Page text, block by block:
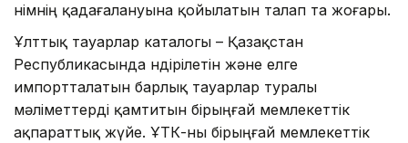
өнімнің қадағалануына қойылатын талап та жоғары.
Ұлттық тауарлар каталогы – Қазақстан
Республикасында өндірілетін және елге
импортталатын барлық тауарлар туралы
мәліметтерді қамтитын бірыңғай мемлекеттік
ақпараттық жүйе. ҰТК-ны бірыңғай мемлекеттік